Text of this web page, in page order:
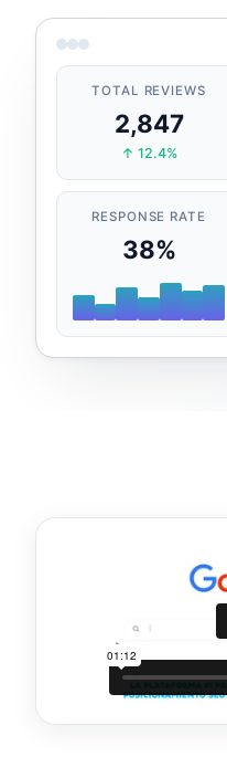
TOTAL REVIEWS
2,847
↑ 12.4%
RESPONSE RATE
38%